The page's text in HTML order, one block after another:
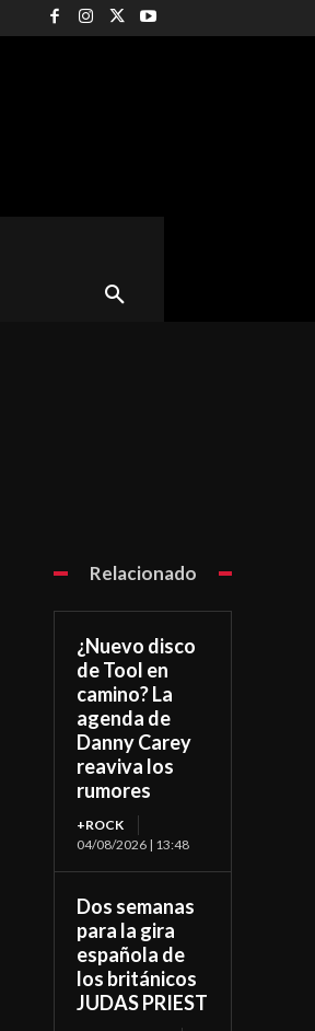
Relacionado
¿Nuevo disco
de Tool en
camino? La
agenda de
Danny Carey
reaviva los
rumores
+ROCK
04/08/2026 | 13:48
Dos semanas
para la gira
española de
los británicos
JUDAS PRIEST